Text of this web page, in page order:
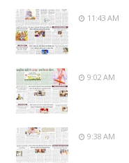
11:43 AM
9:02 AM
9:38 AM